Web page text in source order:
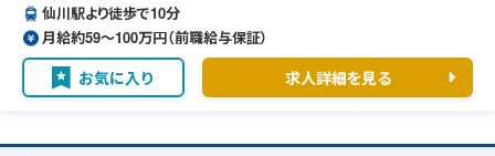
仙川駅より徒歩で10分
月給約59〜100万円（前職給与保証）
お気に入り 求人詳細を見る